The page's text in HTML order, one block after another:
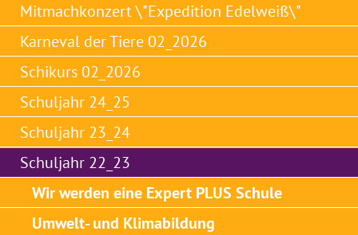
Mitmachkonzert \"Expedition Edelweiß\"
Karneval der Tiere 02_2026
Schikurs 02_2026
Schuljahr 24_25
Schuljahr 23_24
Schuljahr 22_23
Wir werden eine Expert PLUS Schule
Umwelt- und Klimabildung